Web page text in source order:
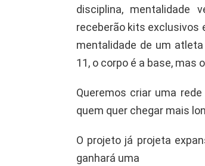
disciplina, mentalidade
receberão kits exclusivos
mentalidade de um
11, o corpo é a base, mas
Queremos criar uma
quem quer chegar mais
O projeto já projeta
ganhará uma